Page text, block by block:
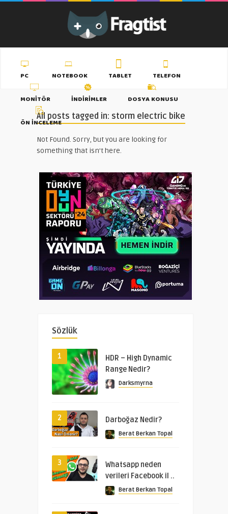
PC NOTEBOOK TABLET
TELEFON
MONITÖR
İNDIRIMLER
DOSYA KONUSU
ÖN İNCELEME
All posts tagged in: storm electric bike
Not Found. Sorry, but you are looking for
something that isn't here.
Sözlük
1
HDR – High Dynamic
Range Nedir?
Darksmyrna
2 Darboğaz Nedir?
Berat Berkan Topal
3
Whatsapp neden
verileri Facebook il ..
Berat Berkan Topal